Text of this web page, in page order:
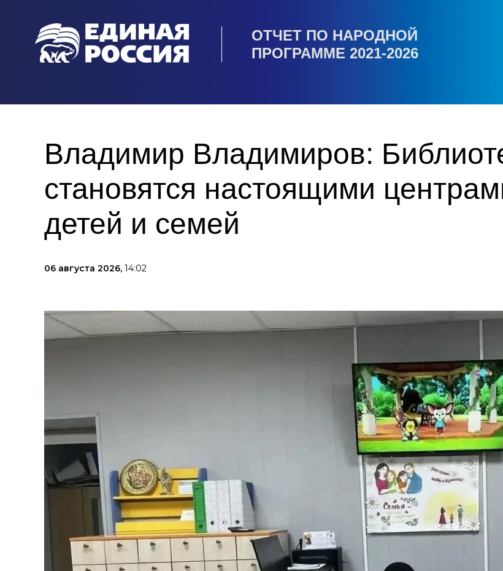
ОТЧЕТ ПО НАРОДНОЙ
ПРОГРАММЕ 2021-2026
Владимир Владимиров:
становятся настоящими
детей и семей
06 августа 2026, 14:02